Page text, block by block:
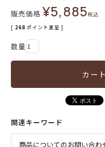
販売価格 ¥5,885税込
[ 268 ポイント進呈 ]
カー
関連キーワード
商品についてのお問い合わ